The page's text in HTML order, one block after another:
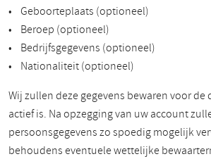
• Geboorteplaats (optioneel)
• Beroep (optioneel)
• Bedrijfsgegevens (optioneel)
• Nationaliteit (optioneel)
Wij zullen deze gegevens bewaren voor
actief is. Na opzegging van uw account
persoonsgegevens zo spoedig mogelijk
behoudens eventuele wettelijke